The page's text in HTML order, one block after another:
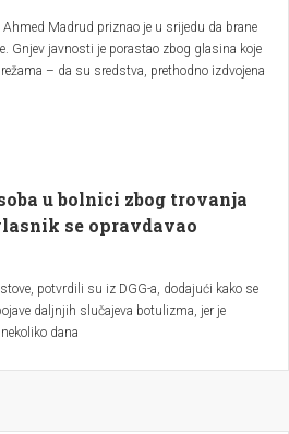
Madrud priznao je u srijedu da brane
Gnjev javnosti je porastao zbog glasina koje
– da su sredstva, prethodno izdvojena
u bolnici zbog trovanja
se opravdavao
potvrdili su iz DGG-a, dodajući kako se
daljnjih slučajeva botulizma, jer je
dana